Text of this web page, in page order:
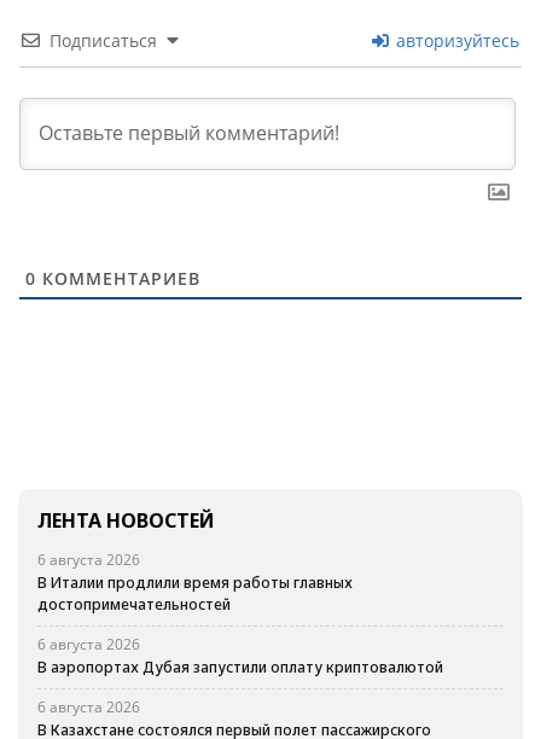
Подписаться авторизуйтесь
0 КОММЕНТАРИЕВ
ЛЕНТА НОВОСТЕЙ
6 августа 2026
В Италии продлили время работы главных
достопримечательностей
6 августа 2026
В аэропортах Дубая запустили оплату криптовалютой
6 августа 2026
В Казахстане состоялся первый полет пассажирского